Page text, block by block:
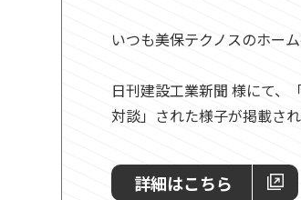
いつも美保テクノスのホー
日刊建設工業新聞 様にて、
対談」された様子が掲載さ
詳細はこちら